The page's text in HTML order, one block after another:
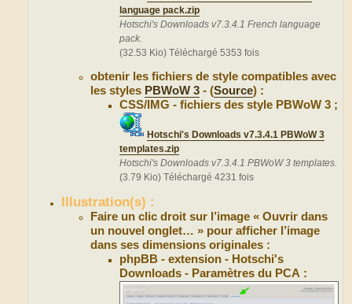
language pack.zip
Hotschi's Downloads v7.3.4.1 French language
pack.
(32.53 Kio) Téléchargé 5353 fois
obtenir les fichiers de style compatibles avec
les styles PBWoW 3 - (Source) :
CSS/IMG - fichiers des style PBWoW 3 ;
Hotschi's Downloads v7.3.4.1 PBWoW 3
templates.zip
Hotschi's Downloads v7.3.4.1 PBWoW 3 templates.
(3.79 Kio) Téléchargé 4231 fois
Illustration(s) :
Faire un clic droit sur l’image « Ouvrir dans
un nouvel onglet… » pour afficher l’image
dans ses dimensions originales :
phpBB - extension - Hotschi's
Downloads - Paramètres du PCA :